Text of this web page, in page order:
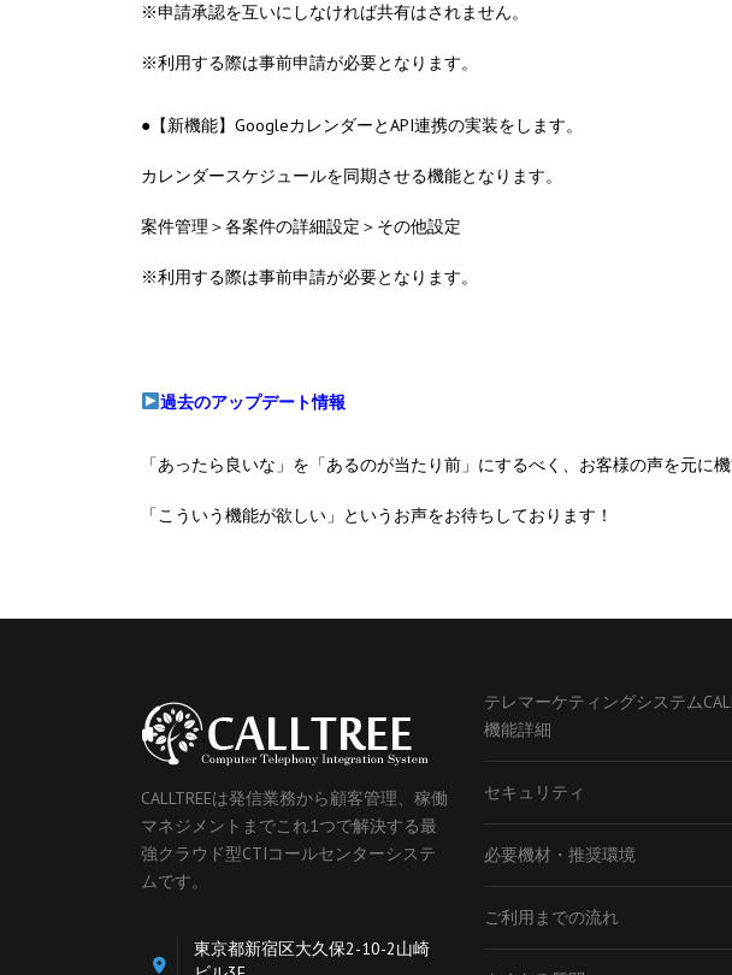
※申請承認を互いにしなければ共有はされません。
※利用する際は事前申請が必要となります。
●【新機能】GoogleカレンダーとAPI連携の実装をします。
カレンダースケジュールを同期させる機能となります。
案件管理＞各案件の詳細設定＞その他設定
※利用する際は事前申請が必要となります。
過去のアップデート情報
「あったら良いな」を「あるのが当たり前」にするべく、お客様の声を元に
「こういう機能が欲しい」というお声をお待ちしております！
CALLTREEは発信業務から顧客管理、稼働
マネジメントまでこれ1つで解決する最
強クラウド型CTIコールセンターシステ
ムです。
東京都新宿区大久保2-10-2山崎
テレマーケティングシステム
機能詳細
セキュリティ
必要機材・推奨環境
ご利用までの流れ